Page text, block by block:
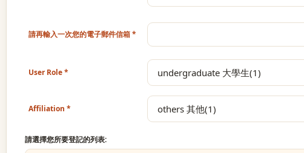
請再輸入一次您的電子郵件信箱
User Role
Affiliation
請選擇您所要登記的列表: